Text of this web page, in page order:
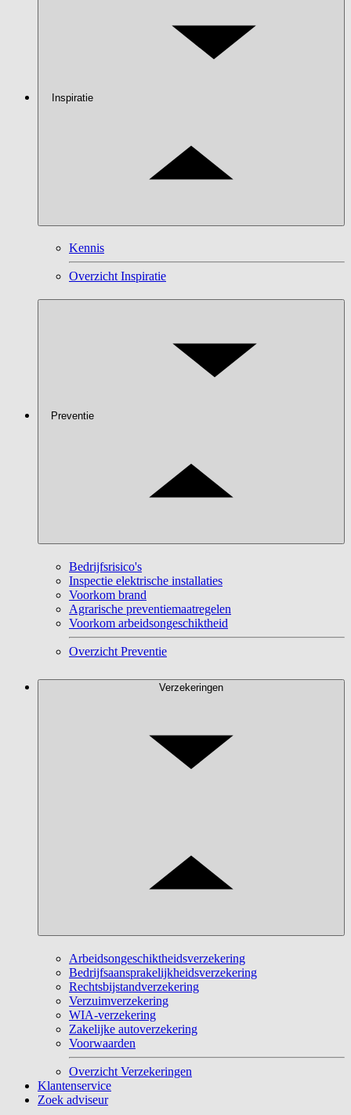
Inspiratie
Kennis
Overzicht Inspiratie
Preventie
Bedrijfsrisico's
Inspectie elektrische installaties
Voorkom brand
Agrarische preventiemaatregelen
Voorkom arbeidsongeschiktheid
Overzicht Preventie
Verzekeringen
Arbeidsongeschiktheidsverzekering
Bedrijfsaansprakelijkheidsverzekering
Rechtsbijstandverzekering
Verzuimverzekering
WIA-verzekering
Zakelijke autoverzekering
Voorwaarden
Overzicht Verzekeringen
Klantenservice
Zoek adviseur